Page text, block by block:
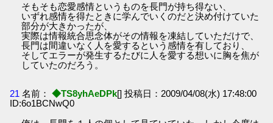
そもそも恋愛感情というものを長門が持ち得ない、
いずれ感情を得たときに学んでいくのだと決め付けていた
部分が大きかったが、
実際は情報統合思念体がその情報を凍結していただけで、
長門は間違いなく人を愛するという感情を有しており、
そしてエラーが発生するたびに人を愛する想いに胸を焦が
していたのだろう。
21 名前： ◆TS8yhAeDPk[] 投稿日：2009/04/08(水) 17:48:00
ID:6o1BCNwQ0